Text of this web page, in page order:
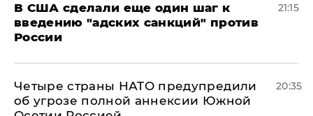
В США сделали еще один шаг к
введению "адских санкций" против
России
21:15
Четыре страны НАТО предупредили
об угрозе полной аннексии Южной
20:35